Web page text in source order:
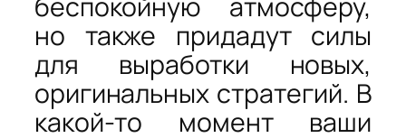
но также придадут силы
для выработки новых,
оригинальных стратегий. В
какой-то момент ваши